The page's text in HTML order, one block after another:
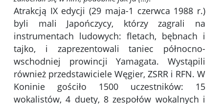
Atrakcją IX edycji (29 maja-1 czerwca 1988 r.)
byli mali Japończycy, którzy zagrali na
instrumentach ludowych: fletach, bębnach i
tajko, i zaprezentowali taniec północno-
wschodniej prowincji Yamagata. Wystąpili
również przedstawiciele Węgier, ZSRR i RFN. W
Koninie gościło 1500 uczestników: 15
wokalistów, 4 duety, 8 zespołów wokalnych i